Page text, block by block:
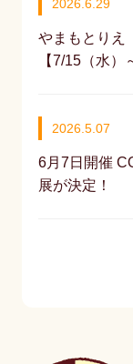
2026.6.29
やまもとりえ
【7/15（水）
2026.5.07
6月7日開催
展が決定！